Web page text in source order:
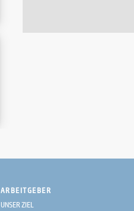
ARBEITGEBER
UNSER ZIEL